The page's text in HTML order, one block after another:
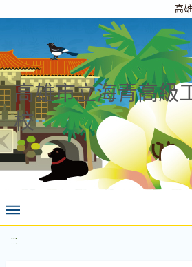
高
高雄市立海青高級
校
:::